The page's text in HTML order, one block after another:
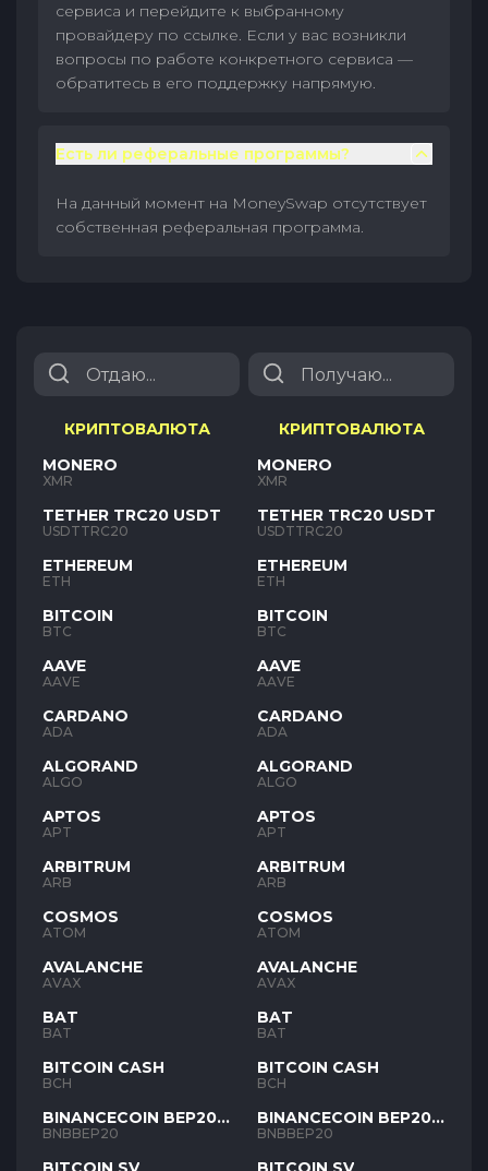
сервиса и перейдите к выбранному
провайдеру по ссылке. Если у вас возникли
вопросы по работе конкретного сервиса —
обратитесь в его поддержку напрямую.
Есть ли реферальные программы?
На данный момент на MoneySwap отсутствует
собственная реферальная программа.
КРИПТОВАЛЮТА
MONERO
XMR
TETHER TRC20 USDT
USDTTRC20
ETHEREUM
ETH
BITCOIN
BTC
AAVE
AAVE
CARDANO
ADA
ALGORAND
ALGO
APTOS
APT
ARBITRUM
ARB
COSMOS
ATOM
AVALANCHE
AVAX
BAT
BAT
BITCOIN CASH
BCH
BINANCECOIN BEP20
BNB
BNBBEP20
КРИПТОВАЛЮТА
MONERO
XMR
TETHER TRC20 USDT
USDTTRC20
ETHEREUM
ETH
BITCOIN
BTC
AAVE
AAVE
CARDANO
ADA
ALGORAND
ALGO
APTOS
APT
ARBITRUM
ARB
COSMOS
ATOM
AVALANCHE
AVAX
BAT
BAT
BITCOIN CASH
BCH
BINANCECOIN BEP20
BNB
BNBBEP20